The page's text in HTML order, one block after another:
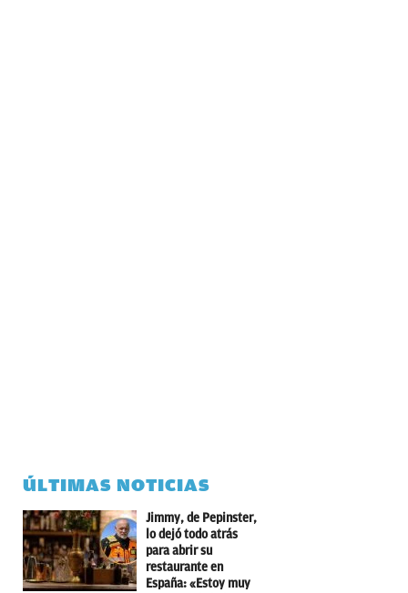
ÚLTIMAS NOTICIAS
Jimmy, de Pepinster,
lo dejó todo atrás
para abrir su
restaurante en
España: «Estoy muy